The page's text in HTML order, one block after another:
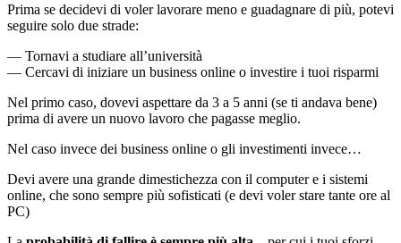
Prima se decidevi di voler lavorare meno e guadagnare di più, potevi
seguire solo due strade:
— Tornavi a studiare all’università
— Cercavi di iniziare un business online o investire i tuoi risparmi
Nel primo caso, dovevi aspettare da 3 a 5 anni (se ti andava bene)
prima di avere un nuovo lavoro che pagasse meglio.
Nel caso invece dei business online o gli investimenti invece…
Devi avere una grande dimestichezza con il computer e i sistemi
online, che sono sempre più sofisticati (e devi voler stare tante ore al
PC)